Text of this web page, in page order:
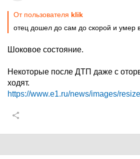
От пользователя klik
отец дошел до сам до скорой и умер
Шоковое состояние.
Некоторые после ДТП даже с
ходят.
https://www.e1.ru/news/images/